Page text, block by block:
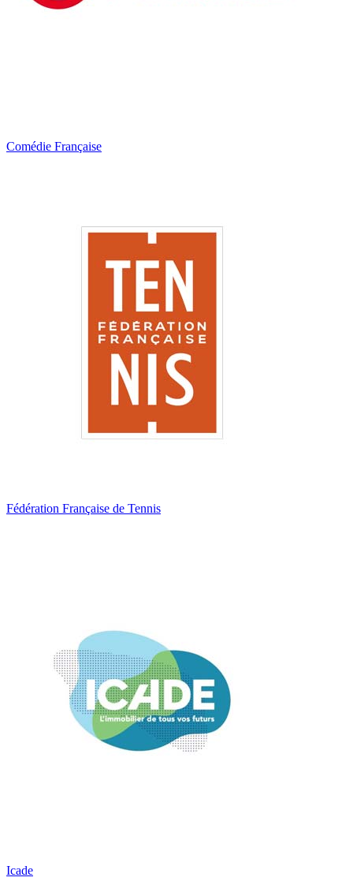
Comédie Française
Fédération Française de Tennis
Icade